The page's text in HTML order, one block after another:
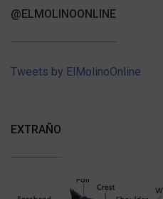
@ELMOLINOONLINE
Tweets by ElMolinoOnline
EXTRAÑO